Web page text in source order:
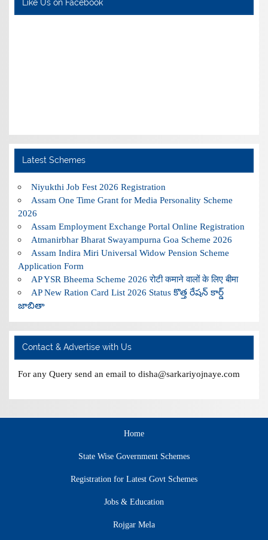
Like Us on Facebook
Latest Schemes
Niyukthi Job Fest 2026 Registration
Assam One Time Grant for Media Personality Scheme
2026
Assam Employment Exchange Portal Online Registration
Atmanirbhar Bharat Swayampurna Goa Scheme 2026
Assam Indira Miri Universal Widow Pension Scheme
Application Form
AP YSR Bheema Scheme 2026 रोटी कमाने वालों के लिए बीमा
AP New Ration Card List 2026 Status కొత్త రేషన్ కార్డ్
జాబితా
Contact & Advertise with Us
For any Query send an email to disha@sarkariyojnaye.com
Home
State Wise Government Schemes
Registration for Latest Govt Schemes
Jobs & Education
Rojgar Mela